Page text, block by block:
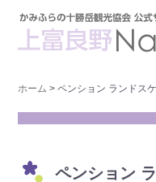
ホーム >ペンション ランドス
ペンション